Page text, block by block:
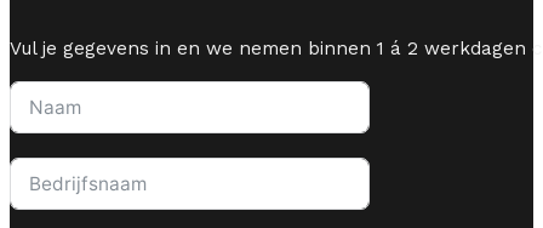
Vul je gegevens in en we nemen binnen 1 á 2 werkdagen